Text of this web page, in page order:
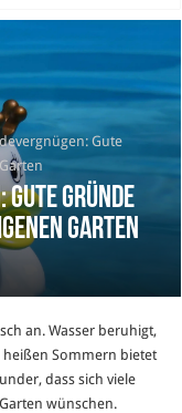
Gute
Gründe
Garten
an. Wasser beruhigt,
heißen Sommern bietet
dass sich viele
wünschen.